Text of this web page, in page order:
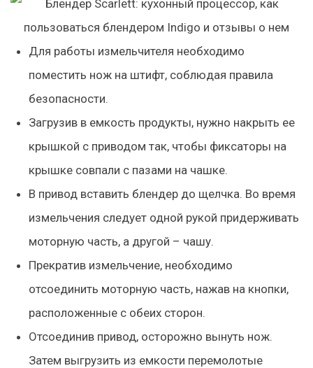
Для работы измельчителя необходимо
поместить нож на штифт, соблюдая правила
безопасности.
Загрузив в емкость продукты, нужно накрыть ее
крышкой с приводом так, чтобы фиксаторы на
крышке совпали с пазами на чашке.
В привод вставить блендер до щелчка. Во время
измельчения следует одной рукой придерживать
моторную часть, а другой – чашу.
Прекратив измельчение, необходимо
отсоединить моторную часть, нажав на кнопки,
расположенные с обеих сторон.
Отсоединив привод, осторожно вынуть нож.
Затем выгрузить из емкости перемолотые